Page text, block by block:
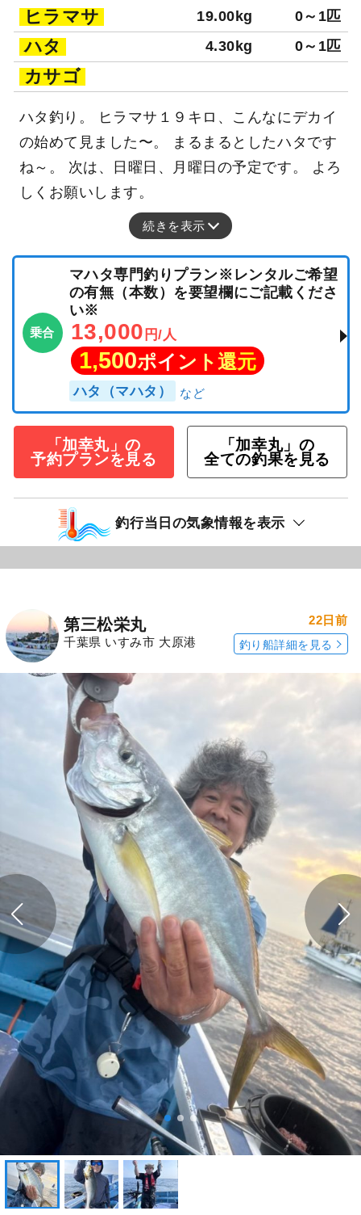
ヒラマサ 19.00kg 0～1匹
ハタ 4.30kg 0～1匹
カサゴ
ハタ釣り。 ヒラマサ１９キロ、こんなにデカイ
の始めて見ました〜。 まるまるとしたハタです
ね～。 次は、日曜日、月曜日の予定です。 よろ
しくお願いします。
続きを表示
乗合
マハタ専門釣りプラン※レンタルご希望
の有無（本数）を要望欄にご記載くださ
い※
13,000 円/人
1,500ポイント還元
ハタ（マハタ）
「加幸丸」の
予約プランを見る
「加幸丸」の
全ての釣果を見る
釣行当日の気象情報を表示
第三松栄丸
千葉県 いすみ市 大原港
22日前
釣り船詳細を見る